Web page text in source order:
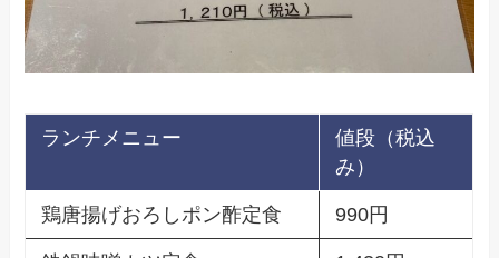
ランチメニュー
値段（税込
み）
鶏唐揚げおろしポン酢定食 990円